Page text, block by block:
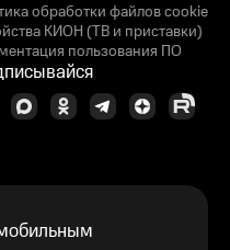
обработки файлов cookie
КИОН (ТВ и приставки)
пользования ПО